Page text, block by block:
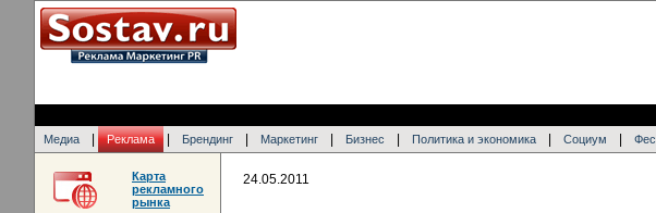
Медиа Реклама Брендинг Маркетинг Бизнес Политика и экономика Социум
24.05.2011
Карта
рекламного
рынка